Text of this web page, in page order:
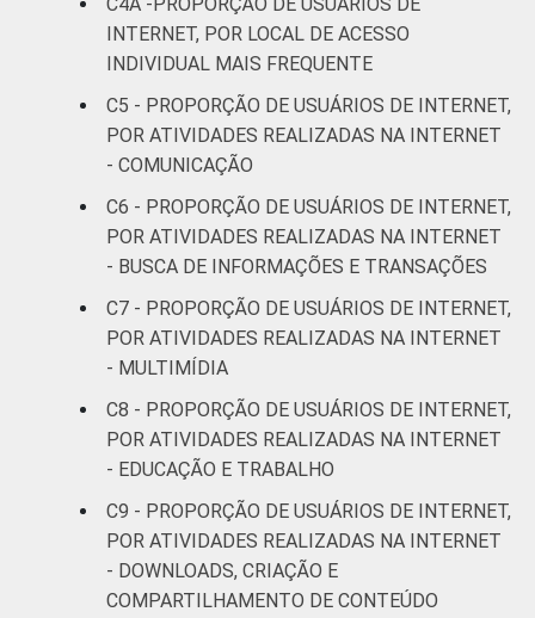
SM até 2 SM
85
SM até 3 SM
91 36
Mais de 3
SM até 5 SM
Mais de 5
SM
Mais de 10
SM
Classe
A
B 94 42
C
INTERNET, POR LOCAL DE ACESSO
INDIVIDUAL MAIS FREQUENTE
C5 - PROPORÇÃO DE USUÁRIOS DE INTERNET,
POR ATIVIDADES REALIZADAS NA INTERNET
- COMUNICAÇÃO
C6 - PROPORÇÃO DE USUÁRIOS DE INTERNET,
POR ATIVIDADES REALIZADAS NA INTERNET
- BUSCA DE INFORMAÇÕES E TRANSAÇÕES
C7 - PROPORÇÃO DE USUÁRIOS DE INTERNET,
POR ATIVIDADES REALIZADAS NA INTERNET
- MULTIMÍDIA
C8 - PROPORÇÃO DE USUÁRIOS DE INTERNET,
POR ATIVIDADES REALIZADAS NA INTERNET
- EDUCAÇÃO E TRABALHO
C9 - PROPORÇÃO DE USUÁRIOS DE INTERNET,
POR ATIVIDADES REALIZADAS NA INTERNET
- DOWNLOADS, CRIAÇÃO E
COMPARTILHAMENTO DE CONTEÚDO